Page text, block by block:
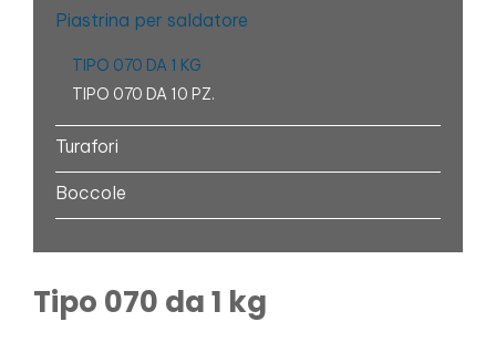
Piastrina per saldatore
TIPO 070 DA 1 KG
TIPO 070 DA 10 PZ.
Turafori
Boccole
Tipo 070 da 1 kg